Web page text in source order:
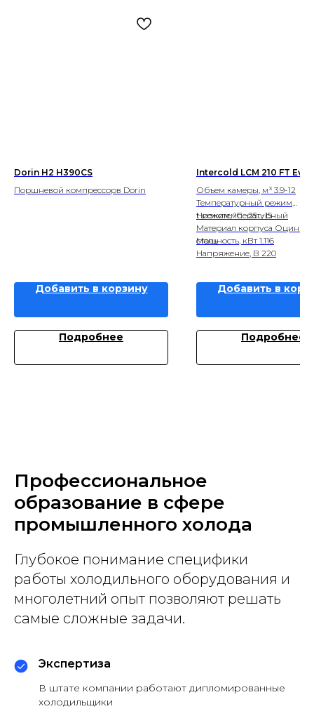
Dorin H2 H390CS
Поршневой компрессорв Dorin
Добавить в корзину
Подробнее
Intercold LCM 210 FT
Объем камеры, м³ 3.9-12
Температурный режим
Низкотемпературный
t режим, °С -25...-15
Материал корпуса
сталь
Мощность, кВт 1.116
Напряжение, В 220
Добавить в
Подробнее
Профессиональное
образование в сфере
промышленного холода
Глубокое понимание специфики
работы холодильного оборудования и
многолетний опыт позволяют решать
самые сложные задачи.
Экспертиза
В штате компании работают дипломированные
холодильщики